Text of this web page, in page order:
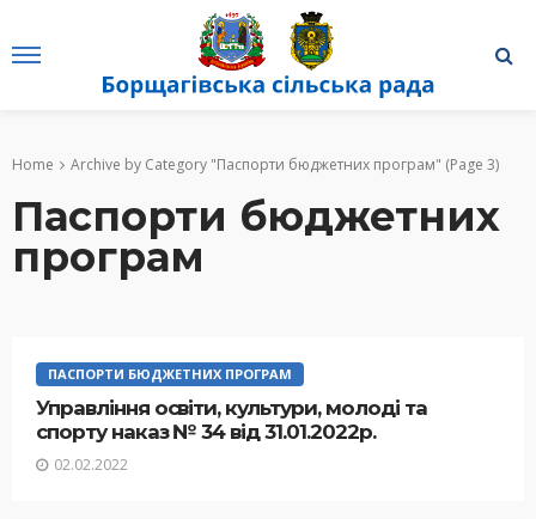
Home Archive by Category "Паспорти бюджетних програм" (Page 3)
Паспорти бюджетних
програм
ПАСПОРТИ БЮДЖЕТНИХ ПРОГРАМ
Управління освіти, культури, молоді та
спорту наказ № 34 від 31.01.2022р.
02.02.2022